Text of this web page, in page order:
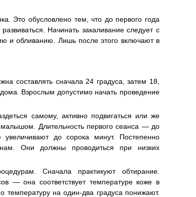
Это обусловлено тем, что до первого года
Начинать закаливание следует с
и обливанию. Лишь после этого включают в
составлять сначала 24 градуса, затем 18,
Взрослым допустимо начать проведение
самому, активно подвигаться или же
Длительность первого сеанса — до
до сорока минут. Постепенно
Они должны проводиться при низких
Сначала практикуют обтирание.
— она соответствует температуре коже в
температуру на один-два градуса понижают.